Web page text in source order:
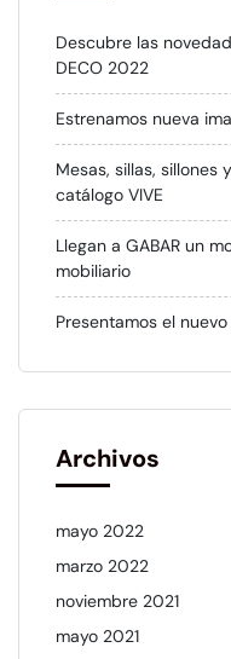
Descubre las
DECO 2022
Estrenamos nueva
Mesas, sillas, sillones
catálogo VIVE
Llegan a GABAR un
mobiliario
Presentamos el
Archivos
mayo 2022
marzo 2022
noviembre 2021
mayo 2021